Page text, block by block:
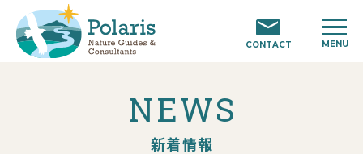
CONTACT MENU
NEWS
新着情報